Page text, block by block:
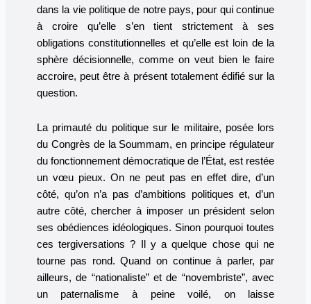
dans la vie politique de notre pays, pour qui continue
à croire qu’elle s’en tient strictement à ses
obligations constitutionnelles et qu’elle est loin de la
sphère décisionnelle, comme on veut bien le faire
accroire, peut être à présent totalement édifié sur la
question.
La primauté du politique sur le militaire, posée lors
du Congrès de la Soummam, en principe régulateur
du fonctionnement démocratique de l’État, est restée
un vœu pieux. On ne peut pas en effet dire, d’un
côté, qu’on n’a pas d’ambitions politiques et, d’un
autre côté, chercher à imposer un président selon
ses obédiences idéologiques. Sinon pourquoi toutes
ces tergiversations ? Il y a quelque chose qui ne
tourne pas rond. Quand on continue à parler, par
ailleurs, de “nationaliste” et de “novembriste”, avec
un paternalisme à peine voilé, on laisse